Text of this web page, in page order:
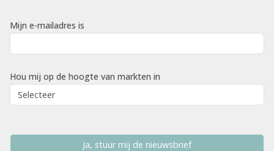
Mijn e-mailadres is
Hou mij op de hoogte van markten in
Ja, stuur mij de nieuwsbrief